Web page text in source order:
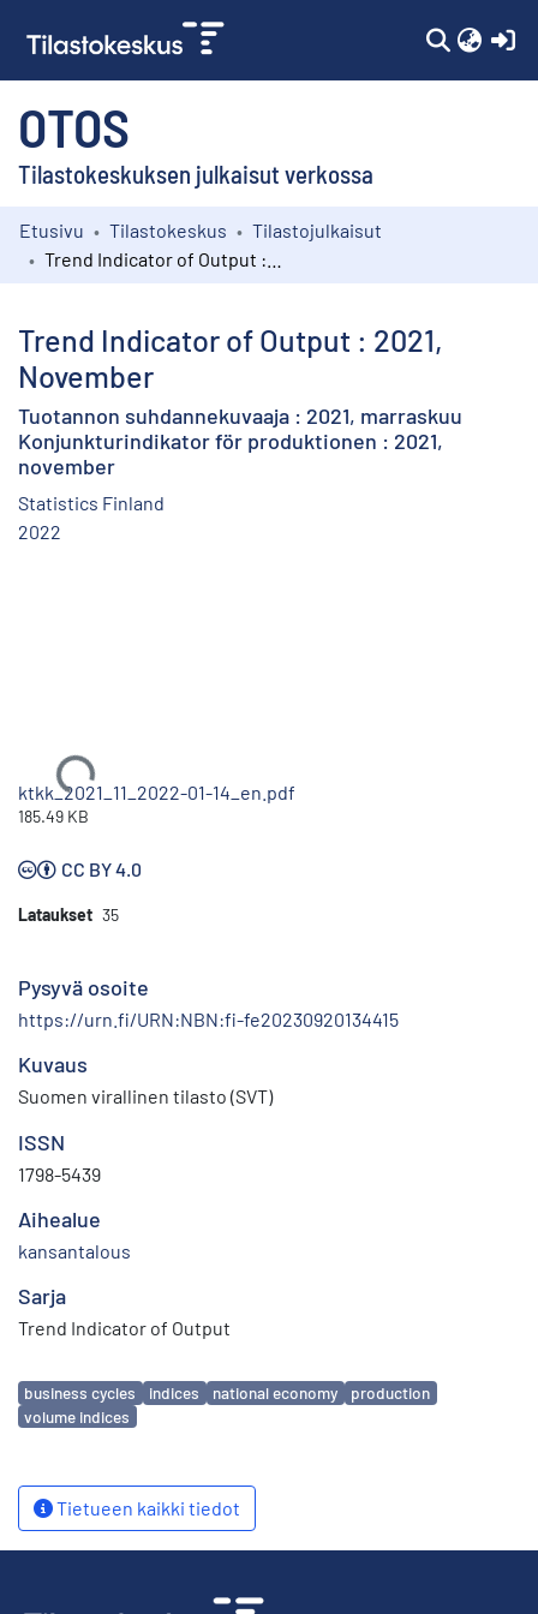
OTOS
Tilastokeskuksen julkaisut verkossa
Kokoelmat
Etusivu Tilastokeskus
Tilastojulkaisut
Trend Indicator of Output : 2021,
November
Tuotannon suhdannekuvaaja : 2021, marraskuu
Konjunkturindikator för produktionen : 2021,
november
Statistics Finland
2022
Ladataan...
ktkk_2021_11_2022-01-14_en.pdf
185.49 KB
CC BY 4.0
Lataukset 35
Pysyvä osoite
https://urn.fi/URN:NBN:fi-fe20230920134415
Kuvaus
Suomen virallinen tilasto (SVT)
ISSN
1798-5439
Aihealue
kansantalous
Sarja
Trend Indicator of Output
Avainsanat
business cycles indices national economy
production
volume indices
Tietueen kaikki tiedot